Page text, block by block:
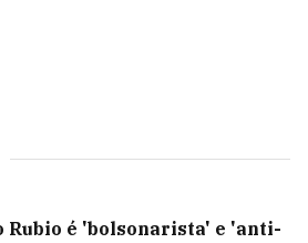
Rubio é 'bolsonarista' e 'anti-